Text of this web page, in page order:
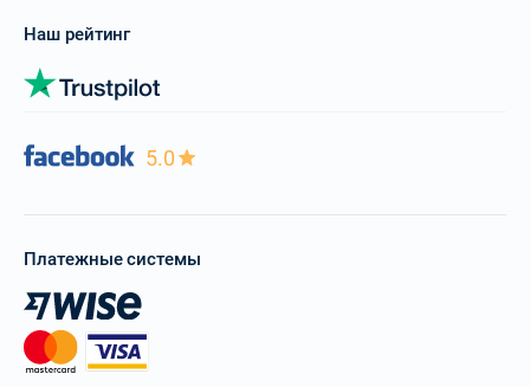
Наш рейтинг
5.0
Платежные системы